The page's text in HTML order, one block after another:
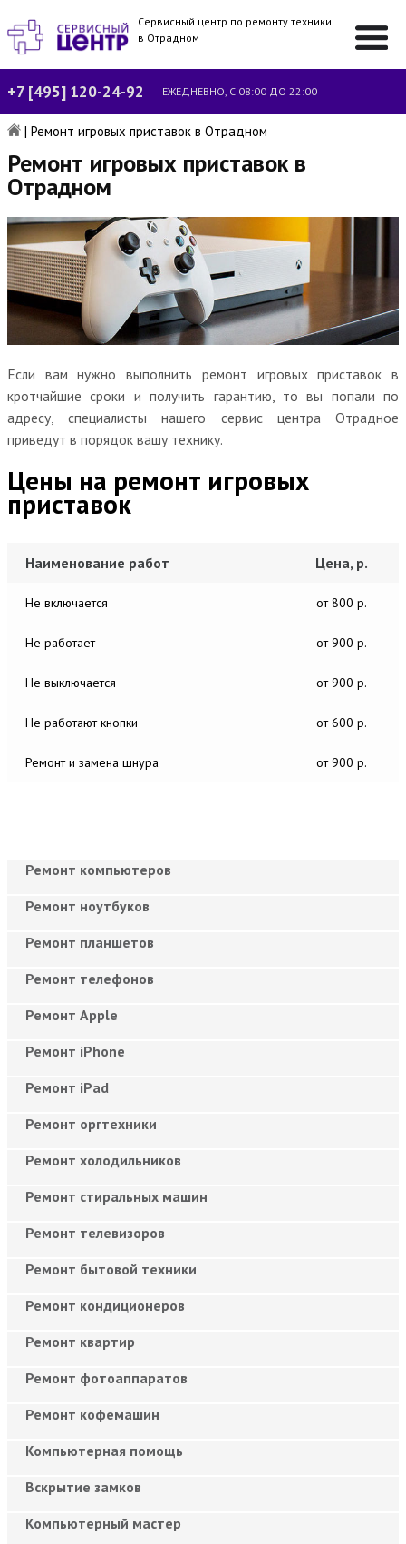
Сервисный центр по ремонту техники
в Отрадном
+7 [495] 120-24-92 ЕЖЕДНЕВНО, С 08:00 ДО 22:00
| Ремонт игровых приставок в Отрадном
Ремонт игровых приставок в
Отрадном
Если вам нужно выполнить ремонт игровых приставок в
кротчайшие сроки и получить гарантию, то вы попали по
адресу, специалисты нашего сервис центра Отрадное
приведут в порядок вашу технику.
Цены на ремонт игровых
приставок
Наименование работ Цена, р.
Не включается от 800 р.
Не работает от 900 р.
Не выключается от 900 р.
Не работают кнопки от 600 р.
Ремонт и замена шнура от 900 р.
Ремонт компьютеров
Ремонт ноутбуков
Ремонт планшетов
Ремонт телефонов
Ремонт Apple
Ремонт iPhone
Ремонт iPad
Ремонт оргтехники
Ремонт холодильников
Ремонт стиральных машин
Ремонт телевизоров
Ремонт бытовой техники
Ремонт кондиционеров
Ремонт квартир
Ремонт фотоаппаратов
Ремонт кофемашин
Компьютерная помощь
Вскрытие замков
Компьютерный мастер